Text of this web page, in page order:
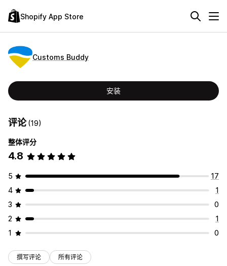
Shopify App Store
Customs Buddy
安装
评论(19)
整体评分
4.8
5
17
4
1
3
0
2
1
1
0
撰写评论 所有评论